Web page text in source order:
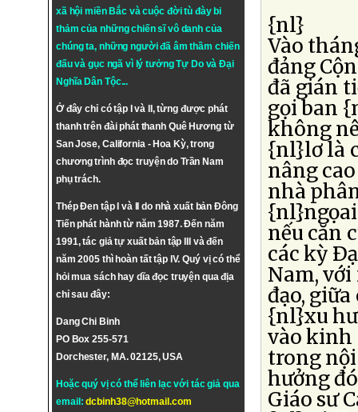
xã hội miền Bắc và cuộc đời tù đày bi
thảm của những chiến sĩ vô danh của
chúng ta, những người đã âm thầm chiến
đấu và gục ngã vì lý tưởngTự DovàĐại
Nghĩa Dân Tộc...
Ở đây chỉ có tập I và II, từng được phát
thanh trên đài phát thanh Quê Hương từ
San Jose, California - Hoa Kỳ, trong
chương trình đọc truyện do Trần Nam
phụ trách.
Thép Đen tập I và II do nhà xuất bản Đông
Tiến phát hành từ năm 1987. Đến năm
1991, tác giả tự xuất bản tập III và đến
năm 2005 thì hoàn tất tập IV. Quý vị có thể
hỏi mua sách hay dĩa đọc truyện qua địa
chỉ sau đây:
Dang Chi Binh
PO Box 255-571
Dorchester, MA. 02125, USA
Hoặc quý vị có thể liên lạc với tác giả qua
email:dcbinh38@hotmail.com
{nl}
Vào
đảng
đã gián
gọi ban
không
{nl}lơ là
nâng
nhà
nếu căn
các kỳ
Nam,
đạo,
{nl}xu
vào kinh
trong
hưởng
Giáo sư